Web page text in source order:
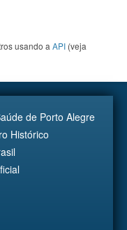
usando a API (veja
de Porto Alegre
Histórico